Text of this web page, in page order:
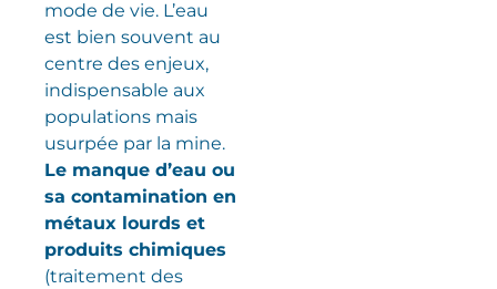
mode de vie. L’eau
est bien souvent au
centre des enjeux,
indispensable aux
populations mais
usurpée par la mine.
Le manque d’eau ou
sa contamination en
métaux lourds et
produits chimiques
(traitement des